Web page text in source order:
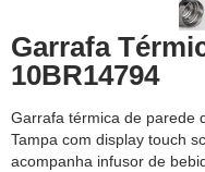
Garrafa
10BR14794
Garrafa térmica de parede
Tampa com display touch
acompanha infusor de